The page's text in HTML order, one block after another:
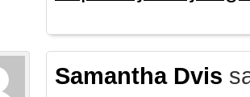
Samantha Dvis